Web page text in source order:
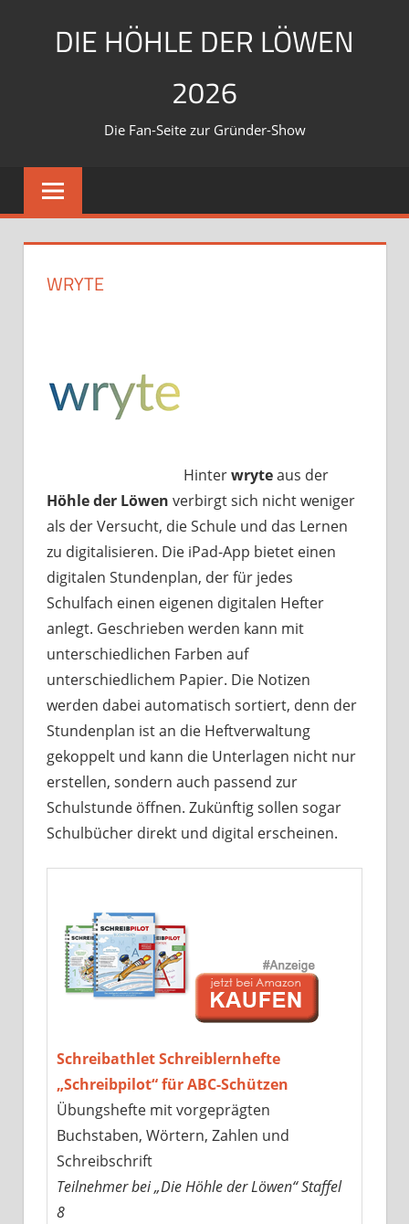
DIE HÖHLE DER LÖWEN
2026
Die Fan-Seite zur Gründer-Show
WRYTE
Hinterwryteaus der
Höhle der Löwen verbirgt sich nicht weniger
als der Versucht, die Schule und das Lernen
zu digitalisieren. Die iPad-App bietet einen
digitalen Stundenplan, der für jedes
Schulfach einen eigenen digitalen Hefter
anlegt. Geschrieben werden kann mit
unterschiedlichen Farben auf
unterschiedlichem Papier. Die Notizen
werden dabei automatisch sortiert, denn der
Stundenplan ist an die Heftverwaltung
gekoppelt und kann die Unterlagen nicht nur
erstellen, sondern auch passend zur
Schulstunde öffnen. Zukünftig sollen sogar
Schulbücher direkt und digital erscheinen.
Schreibathlet Schreiblernhefte
„Schreibpilot“ für ABC-Schützen
Übungshefte mit vorgeprägten
Buchstaben, Wörtern, Zahlen und
Schreibschrift
Teilnehmer bei „Die Höhle der Löwen“ Staffel
8